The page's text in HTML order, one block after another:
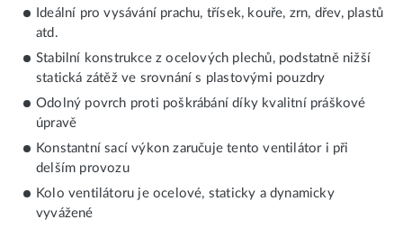
Ideální pro vysávání prachu, třísek, kouře, zrn, dřev, plastů
atd.
Stabilní konstrukce z ocelových plechů, podstatně nižší
statická zátěž ve srovnání s plastovými pouzdry
Odolný povrch proti poškrábání díky kvalitní práškové
úpravě
Konstantní sací výkon zaručuje tento ventilátor i při
delším provozu
Kolo ventilátoru je ocelové, staticky a dynamicky
vyvážené